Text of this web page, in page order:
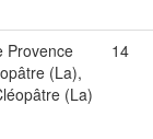
Provence
(La),
(La)
14